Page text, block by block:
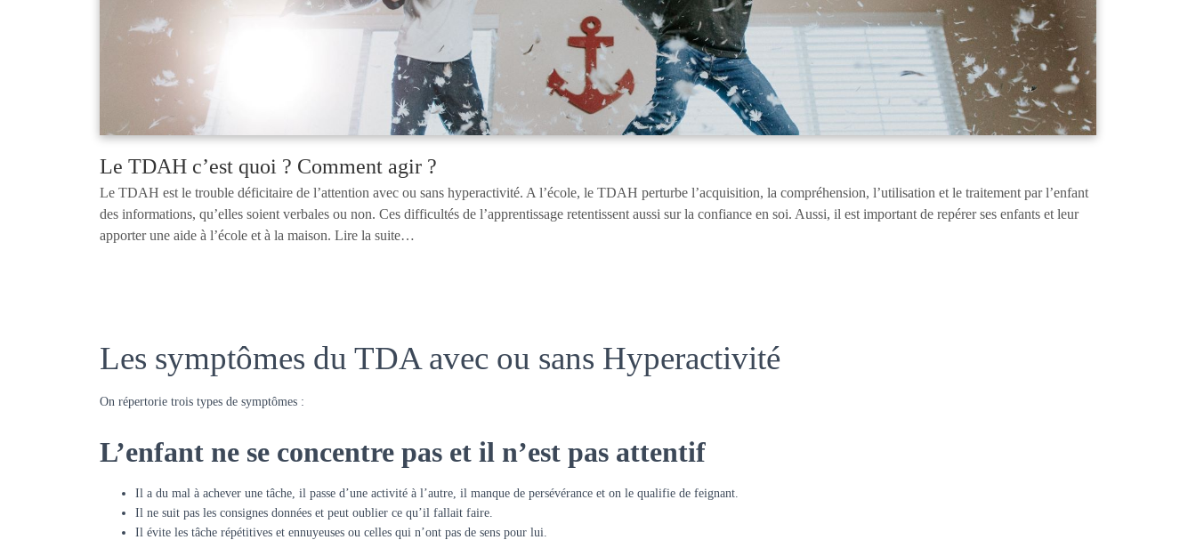
Le TDAH c’est quoi ? Comment agir ?
Le TDAH est le trouble déficitaire de l’attention avec ou sans hyperactivité. A l’école, le TDAH perturbe l’acquisition, la compréhension, l’utilisation et le traitement par l’enfant
des informations, qu’elles soient verbales ou non. Ces difficultés de l’apprentissage retentissent aussi sur la confiance en soi. Aussi, il est important de repérer ses enfants et leur
apporter une aide à l’école et à la maison. Lire la suite…
Les symptômes du TDA avec ou sans Hyperactivité
On répertorie trois types de symptômes :
L’enfant ne se concentre pas et il n’est pas attentif
Il a du mal à achever une tâche, il passe d’une activité à l’autre, il manque de persévérance et on le qualifie de feignant.
Il ne suit pas les consignes données et peut oublier ce qu’il fallait faire.
Il évite les tâche répétitives et ennuyeuses ou celles qui n’ont pas de sens pour lui.